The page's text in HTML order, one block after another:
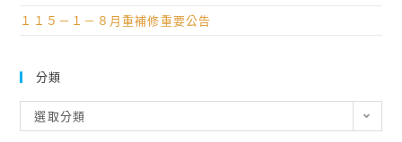
１１５－１－８月重補修重要公告
分類
類
選取分類